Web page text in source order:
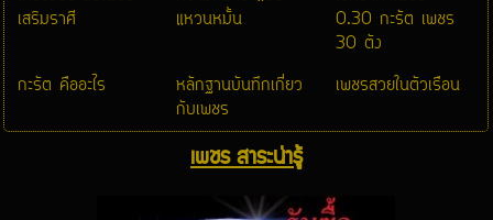
เสริมราศี
แหวนหมั้น
0.30 กะรัต เพชร
30 ตัง
กะรัต คืออะไร
หลักฐานบันทึกเกี่ยว
กับเพชร
เพชรสวยในตัวเรือน
เพชร สาระน่ารู้